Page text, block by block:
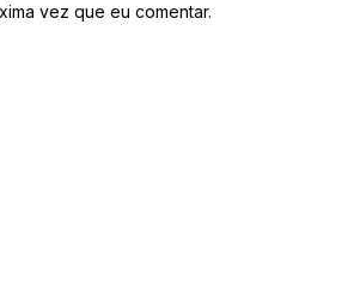
vez que eu comentar.